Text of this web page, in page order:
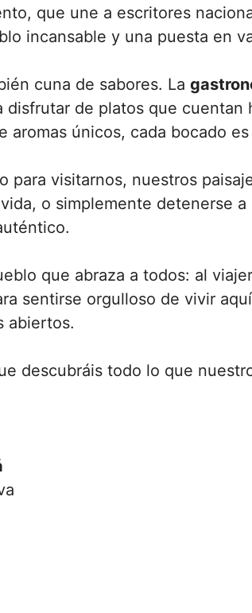
que une a escritores
incansable y una puesta en
cuna de sabores. La
disfrutar de platos que
aromas únicos, cada bocado
para visitarnos, nuestros
o simplemente detenerse
que abraza a todos: al
sentirse orgulloso de vivir
abiertos.
descubráis todo lo que